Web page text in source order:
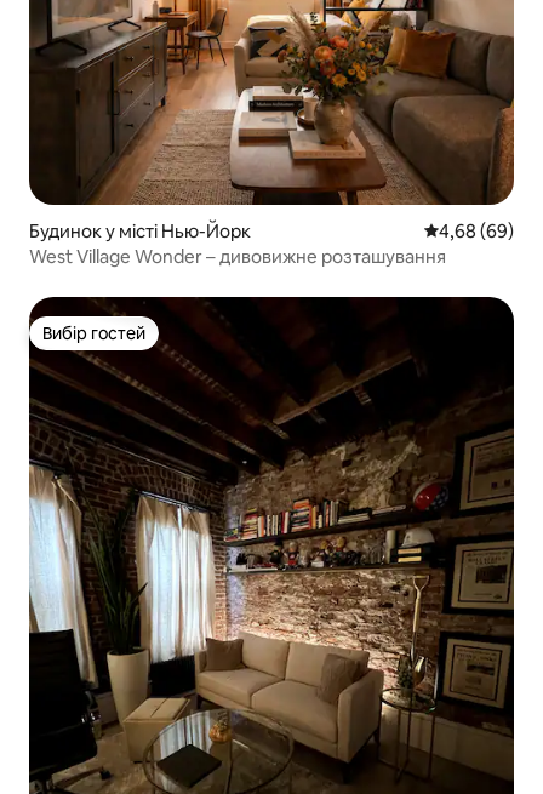
Будинок у місті Нью-Йорк Середня
4,68 (69)
West Village Wonder – дивовижне розташування
Вибір гостей
Вибір гостей